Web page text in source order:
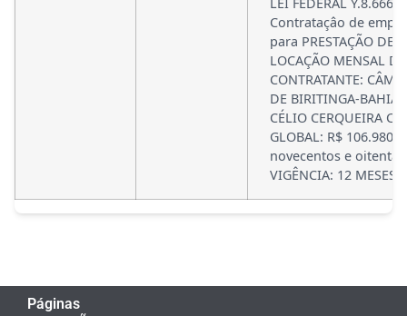
LEI FEDERAL Y.8.666/
Contrataçâo de
para PRESTAÇÃO DE
LOCAÇÃO MENSAL
CONTRATANTE:
DE BIRITINGA-BAHIA
CÉLIO CERQUEIRA
GLOBAL: R$
novecentos e oitenta
VIGÊNCIA: 12 MESES
Páginas